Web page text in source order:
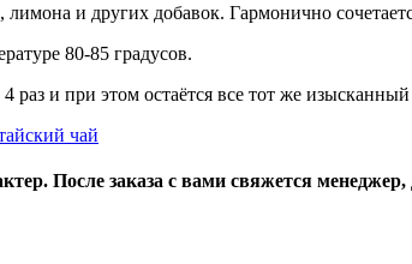
лимона и других добавок. Гармонично
80-85 градусов.
раз и при этом остаётся все тот же изысканный
чай
После заказа с вами свяжется менеджер,